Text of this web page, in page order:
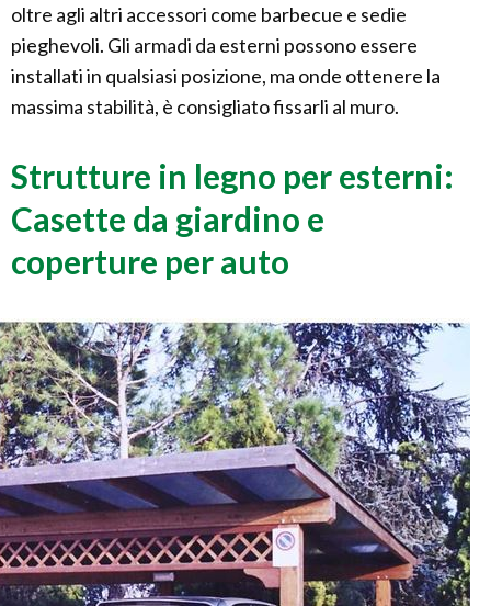
oltre agli altri accessori come barbecue e sedie
pieghevoli. Gli armadi da esterni possono essere
installati in qualsiasi posizione, ma onde ottenere la
massima stabilità, è consigliato fissarli al muro.
Strutture in legno per esterni:
Casette da giardino e
coperture per auto